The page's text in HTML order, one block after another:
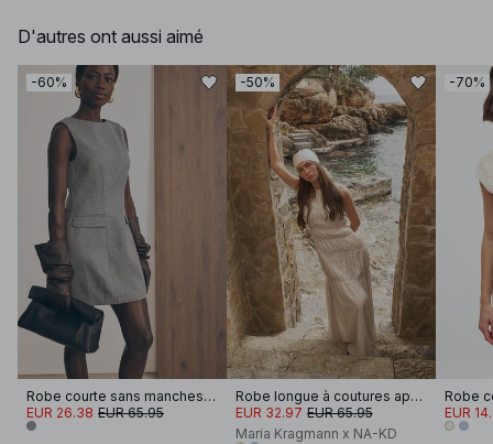
D'autres ont aussi aimé
-60%
Robe courte sans manches ajustée
EUR 26.38 EUR 65.95
-50%
Robe longue à coutures apparentes
EUR 32.97 EUR 65.95
Maria Kragmann x NA-KD
-70%
EUR